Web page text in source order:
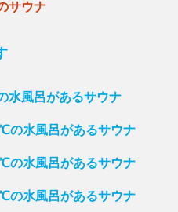
サウナ
水風呂があるサウナ
の水風呂があるサウナ
の水風呂があるサウナ
の水風呂があるサウナ